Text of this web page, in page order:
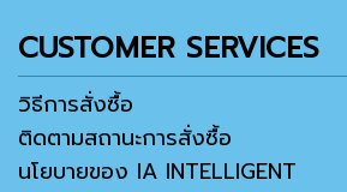
CUSTOMER SERVICES
วิธีการสั่งซื้อ
ติดตามสถานะการสั่งซื้อ
นโยบายของ IA INTELLIGENT